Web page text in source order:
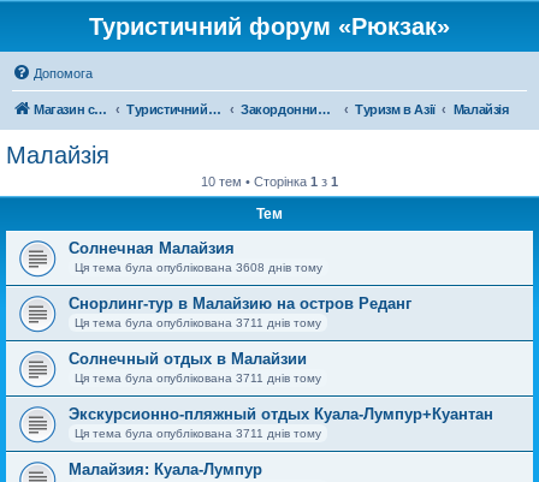
Туристичний форум «Рюкзак»
Допомога
Магазин спорядження Туристичний форум «Рюкзак» Закордонний туризм Туризм в Азії Малайзія
Малайзія
10 тем • Сторінка 1 з 1
Тем
Солнечная Малайзия
Ця тема була опублікована 3608 днів тому
Снорлинг-тур в Малайзию на остров Реданг
Ця тема була опублікована 3711 днів тому
Солнечный отдых в Малайзии
Ця тема була опублікована 3711 днів тому
Экскурсионно-пляжный отдых Куала-Лумпур+Куантан
Ця тема була опублікована 3711 днів тому
Малайзия: Куала-Лумпур